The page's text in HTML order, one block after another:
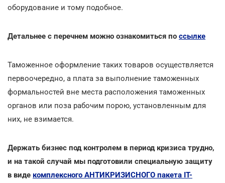
оборудование и тому подобное.
Детальнее с перечнем можно ознакомиться по ссылке
Таможенное оформление таких товаров осуществляется
первоочередно, а плата за выполнение таможенных
формальностей вне места расположения таможенных
органов или поза рабочим порою, установленным для
них, не взимается.
Держать бизнес под контролем в период кризиса трудно,
и на такой случай мы подготовили специальную защиту
в виде комплексного АНТИКРИЗИСНОГО пакета ІТ-